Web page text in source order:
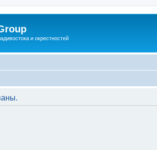
и окрестностей